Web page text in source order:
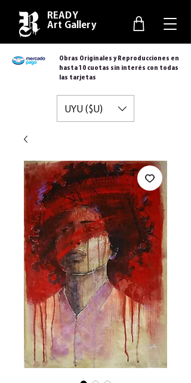
READY
Art Gallery
Obras Originales y Reproducciones en
hasta 10 cuotas sin interés con todas
las tarjetas
UYU ($U)